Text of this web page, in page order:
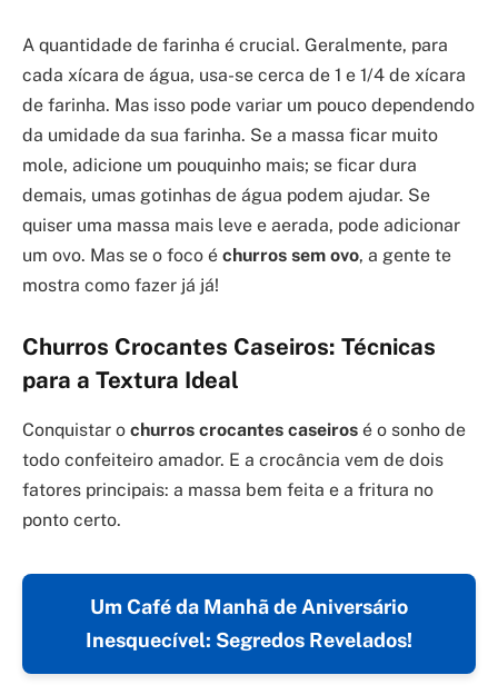
A quantidade de farinha é crucial. Geralmente, para
cada xícara de água, usa-se cerca de 1 e 1/4 de xícara
de farinha. Mas isso pode variar um pouco dependendo
da umidade da sua farinha. Se a massa ficar muito
mole, adicione um pouquinho mais; se ficar dura
demais, umas gotinhas de água podem ajudar. Se
quiser uma massa mais leve e aerada, pode adicionar
um ovo. Mas se o foco é churros sem ovo, a gente te
mostra como fazer já já!
Churros Crocantes Caseiros: Técnicas
para a Textura Ideal
Conquistar o churros crocantes caseiros é o sonho de
todo confeiteiro amador. E a crocância vem de dois
fatores principais: a massa bem feita e a fritura no
ponto certo.
Um Café da Manhã de Aniversário
Inesquecível: Segredos Revelados!